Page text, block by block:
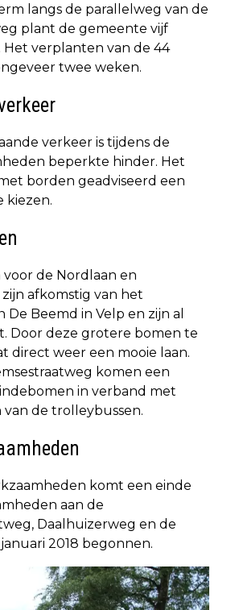
langs de parallelweg van de
plant de gemeente vijf
Het verplanten van de 44
twee weken.
verkeer is tijdens de
beperkte hinder. Het
borden geadviseerd een
kiezen.
de Nordlaan en
afkomstig van het
Beemd in Velp en zijn al
Door deze grotere bomen te
direct weer een mooie laan.
komen een
in verband met
de trolleybussen.
komt een einde
aan de
Daalhuizerweg en de
2018 begonnen.